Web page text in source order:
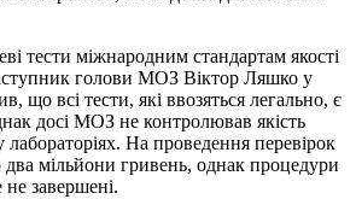
тести міжнародним стандартам якості
голови МОЗ Віктор Ляшко у
що всі тести, які ввозяться легально, є
досі МОЗ не контролював якість
На проведення перевірок
мільйони гривень, однак процедури
завершені.